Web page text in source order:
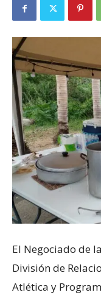
El Negociado de
División de
Atlética y